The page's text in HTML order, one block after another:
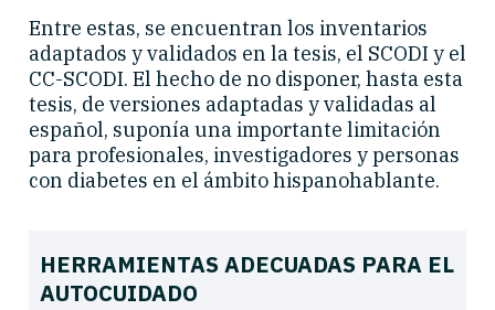
Entre estas, se encuentran los inventarios
adaptados y validados en la tesis, el SCODI y el
CC-SCODI. El hecho de no disponer, hasta esta
tesis, de versiones adaptadas y validadas al
español, suponía una importante limitación
para profesionales, investigadores y personas
con diabetes en el ámbito hispanohablante.
HERRAMIENTAS ADECUADAS PARA EL
AUTOCUIDADO